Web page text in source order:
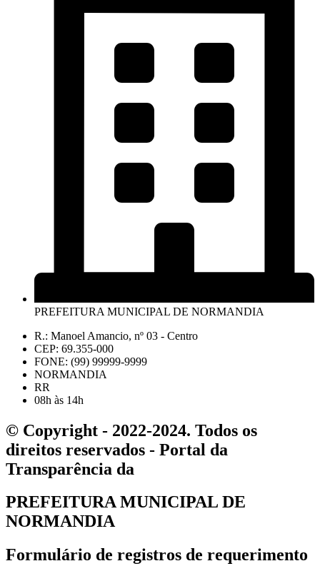
PREFEITURA MUNICIPAL DE NORMANDIA
R.: Manoel Amancio, nº 03 - Centro
CEP: 69.355-000
FONE: (99) 99999-9999
NORMANDIA
RR
08h às 14h
© Copyright - 2022-2024. Todos os
direitos reservados - Portal da
Transparência da
PREFEITURA MUNICIPAL DE
NORMANDIA
Formulário de registros de requerimento